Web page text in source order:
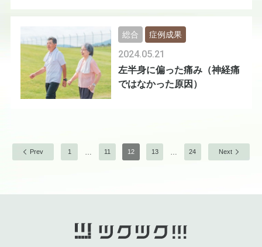
左半身に偏った痛み（神経痛
ではなかった原因）
2024.05.21
総合 症例成果
Prev 1 11 12 13 24 Next